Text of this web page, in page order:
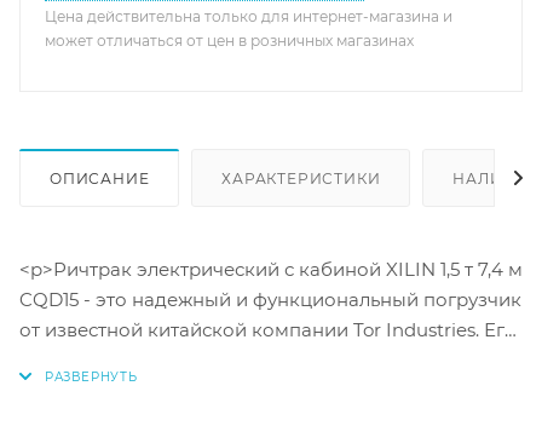
Цена действительна только для интернет-магазина и
может отличаться от цен в розничных магазинах
ОПИСАНИЕ ХАРАКТЕРИСТИКИ
<p>Ричтрак электрический с кабиной XILIN 1,5 т 7,4 м
CQD15 - это надежный и функциональный погрузчик
от известной китайской компании Tor Industries. Его